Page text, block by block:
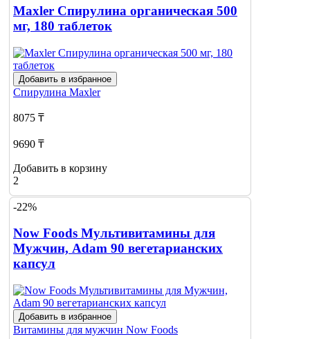
Maxler Спирулина органическая 500
мг, 180 таблеток
Добавить в избранное
Спирулина Maxler
8075 ₸
9690 ₸
Добавить в корзину
2
-22%
Now Foods Мультивитамины для
Мужчин, Adam 90 вегетарианских
капсул
Добавить в избранное
Витамины для мужчин Now Foods